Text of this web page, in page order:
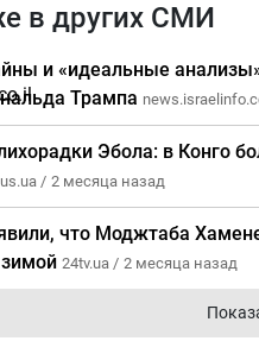
в других СМИ
и «идеальные
Трампа
Эбола: в Конго
/ 2 месяца назад
что Моджтаба
24tv.ua / 2 месяца назад